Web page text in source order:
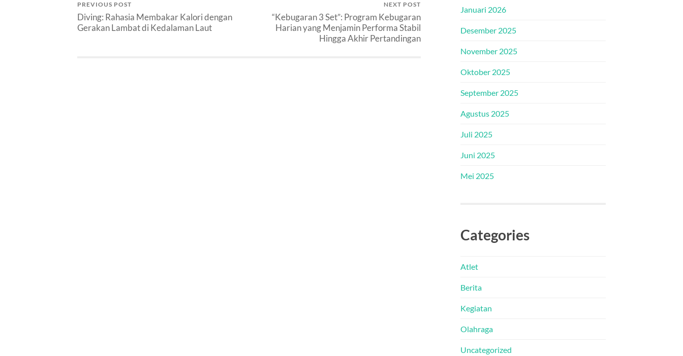
PREVIOUS POST
Diving: Rahasia Membakar Kalori dengan
Gerakan Lambat di Kedalaman Laut
NEXT POST
“Kebugaran 3 Set”: Program Kebugaran
Harian yang Menjamin Performa Stabil
Hingga Akhir Pertandingan
Januari 2026
Desember 2025
November 2025
Oktober 2025
September 2025
Agustus 2025
Juli 2025
Juni 2025
Mei 2025
Categories
Atlet
Berita
Kegiatan
Olahraga
Uncategorized